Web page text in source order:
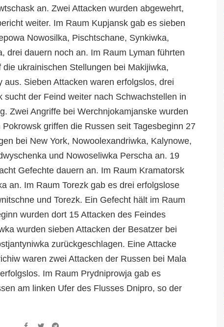
an. Zwei Attacken wurden abgewehrt,
weiter. Im Raum Kupjansk gab es sieben
Nowosilka, Pischtschane, Synkiwka,
drei dauern noch an. Im Raum Lyman führten
ukrainischen Stellungen bei Makijiwka,
aus. Sieben Attacken waren erfolgslos, drei
sucht der Feind weiter nach Schwachstellen in
Zwei Angriffe bei Werchnjokamjanske wurden
griffen die Russen seit Tagesbeginn 27
bei New York, Nowoolexandriwka, Kalynowe,
und Nowoseliwka Perscha an. 19
Gefechte dauern an. Im Raum Kramatorsk
an. Im Raum Torezk gab es drei erfolgslose
und Torezk. Ein Gefecht hält im Raum
wurden dort 15 Attacken des Feindes
wurden sieben Attacken der Besatzer bei
zurückgeschlagen. Eine Attacke
waren zwei Attacken der Russen bei Mala
Im Raum Prydniprowja gab es
am linken Ufer des Flusses Dnipro, so der